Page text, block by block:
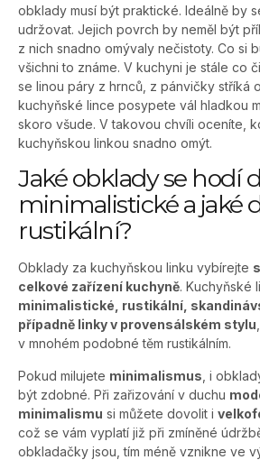
obklady musí být praktické. Ideálně by
udržovat. Jejich povrch by neměl být
z nich snadno omývaly nečistoty. Co si
všichni to známe. V kuchyni je stále co
se linou páry z hrnců, z pánvičky stříká
kuchyňské lince posypete vál hladkou
skoro všude. V takovou chvíli oceníte,
kuchyňskou linkou snadno omýt.
Jaké obklady se hodí
minimalistické a jaké
rustikální?
Obklady za kuchyňskou linku vybírejte
celkové zařízení kuchyně. Kuchyňské
minimalistické, rustikální,
případně linky v provensálském stylu
v mnohém podobné těm rustikálním.
Pokud milujete minimalismus , i
být zdobné. Při zařizování v duchu
minimalismu si můžete dovolit i
což se vám vyplatí již při zmíněné
obkladačky jsou, tím méně vznikne ve